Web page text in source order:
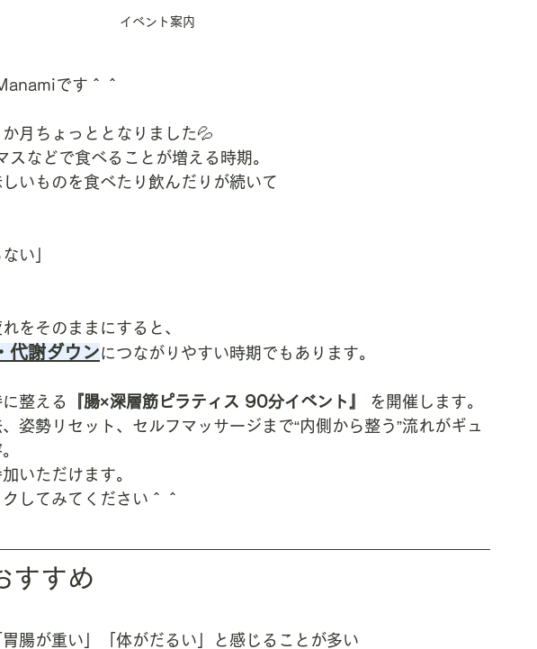
イベント案内
です＾＾
月ちょっととなりました💦
などで食べることが増える時期。
いものを食べたり飲んだりが続いて
い」
をそのままにすると、
代謝ダウンにつながりやすい時期でもあります。
整える 『腸×深層筋ピラティス 90分イベント』
を開催します。
姿勢リセット、セルフマッサージまで“内側から整う”流れがギュ
いただけます。
してみてください＾＾
すすめ
腸が重い」「体がだるい」と感じることが多い